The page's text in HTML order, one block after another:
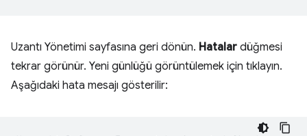
Uzantı Yönetimi sayfasına geri dönün. Hatalar düğmesi
tekrar görünür. Yeni günlüğü görüntülemek için tıklayın.
Aşağıdaki hata mesajı gösterilir: